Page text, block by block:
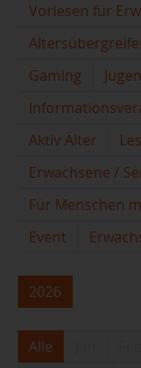
Vorlesen für
Gaming
Aktiv Älter
Erwachsene /
Für Menschen
Event
2026
Alle